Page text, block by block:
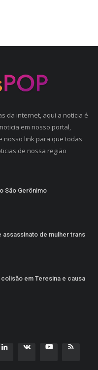
da internet, aqui a noticia é
em nosso portal,
nosso link para que todas
de nossa região
São Gerônimo
de mulher trans
em Teresina e causa